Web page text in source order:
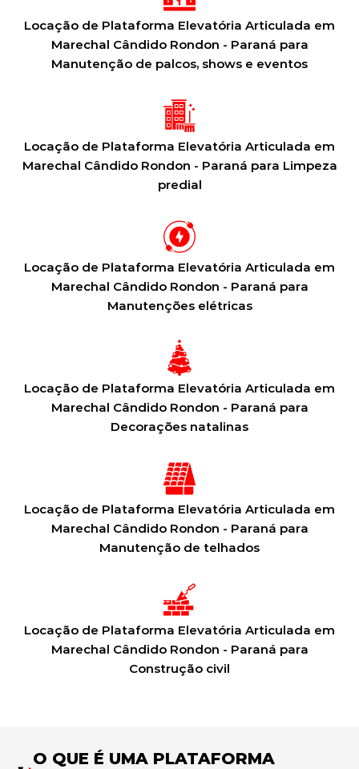
Locação de Plataforma Elevatória Articulada em
Marechal Cândido Rondon - Paraná para
Manutenção de palcos, shows e eventos
Locação de Plataforma Elevatória Articulada em
Marechal Cândido Rondon - Paraná para Limpeza
predial
Locação de Plataforma Elevatória Articulada em
Marechal Cândido Rondon - Paraná para
Manutenções elétricas
Locação de Plataforma Elevatória Articulada em
Marechal Cândido Rondon - Paraná para
Decorações natalinas
Locação de Plataforma Elevatória Articulada em
Marechal Cândido Rondon - Paraná para
Manutenção de telhados
Locação de Plataforma Elevatória Articulada em
Marechal Cândido Rondon - Paraná para
Construção civil
O QUE É UMA PLATAFORMA